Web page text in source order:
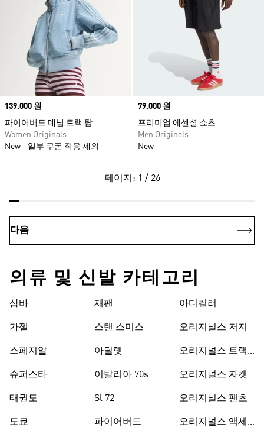
Price
139,000 원
파이어버드 데님 트랙 탑
Women Originals
New
일부 쿠폰 적용 제외
Price
79,000 원
프리미엄 에센셜 쇼츠
Men Originals
New
페이지: 1 / 26
다음
의류 및 신발 카테고리
삼바
가젤
스페지알
슈퍼스타
태권도
도쿄
재팬
스탠 스미스
아딜렛
이탈리아 70s
Sl 72
파이어버드
아디컬러
오리지널스 저지
오리지널스 트랙
오리지널스 자켓
오리지널스 팬츠
오리지널스 액세